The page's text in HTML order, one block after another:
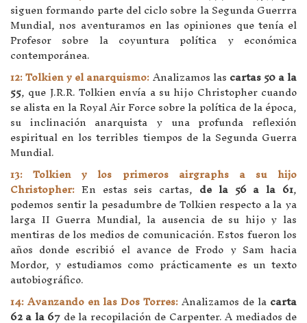
siguen formando parte del ciclo sobre la Segunda Guerrra
Mundial, nos aventuramos en las opiniones que tenía el
Profesor sobre la coyuntura política y económica
contemporánea.
12: Tolkien y el anarquismo:Analizamos lascartas 50 a la
55, que J.R.R. Tolkien envía a su hijo Christopher cuando
se alista en la Royal Air Force sobre la política de la época,
su inclinación anarquista y una profunda reflexión
espiritual en los terribles tiempos de la Segunda Guerra
Mundial.
13: Tolkien y los primeros airgraphs a su hijo
Christopher: En estas seis cartas, de la 56 a la 61,
podemos sentir la pesadumbre de Tolkien respecto a la ya
larga II Guerra Mundial, la ausencia de su hijo y las
mentiras de los medios de comunicación. Estos fueron los
años donde escribió el avance de Frodo y Sam hacia
Mordor, y estudiamos como prácticamente es un texto
autobiográfico.
14: Avanzando en las Dos Torres:Analizamos de lacarta
62 a la 67de la recopilación de Carpenter. A mediados de